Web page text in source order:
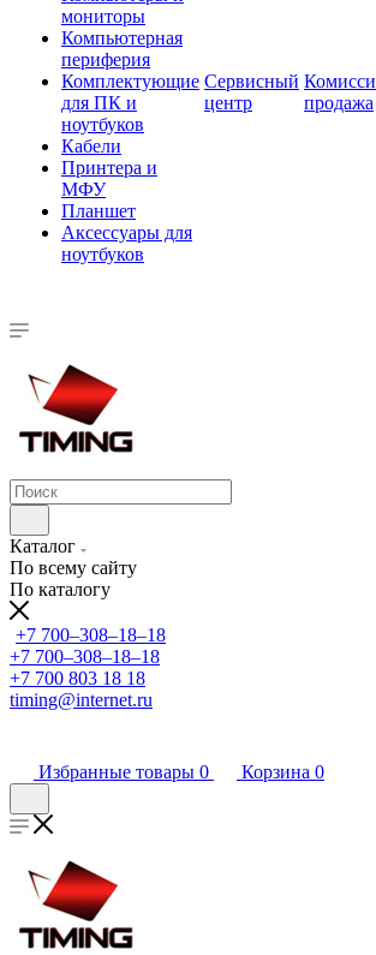
мониторы
Компьютерная
периферия
Комплектующие
для ПК и
ноутбуков
Кабели
Принтера и
МФУ
Планшет
Аксессуары для
ноутбуков
Сервисный
центр
продажа
Каталог
По всему сайту
По каталогу
+7 700‒308‒18‒18
+7 700‒308‒18‒18
+7 700 803 18 18
timing@internet.ru
Избранные товары 0 Корзина 0